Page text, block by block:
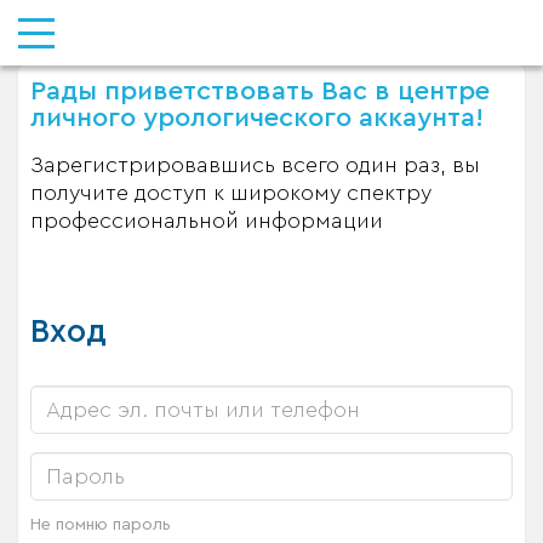
Рады приветствовать Вас в центре
личного урологического аккаунта!
Зарегистрировавшись всего один раз, вы
получите доступ к широкому спектру
профессиональной информации
Вход
Не помню пароль